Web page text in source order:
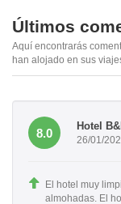
Últimos
Aquí encontrarás
han alojado en sus
8.0
Hotel
26/01/
El hotel muy
almohadas. El